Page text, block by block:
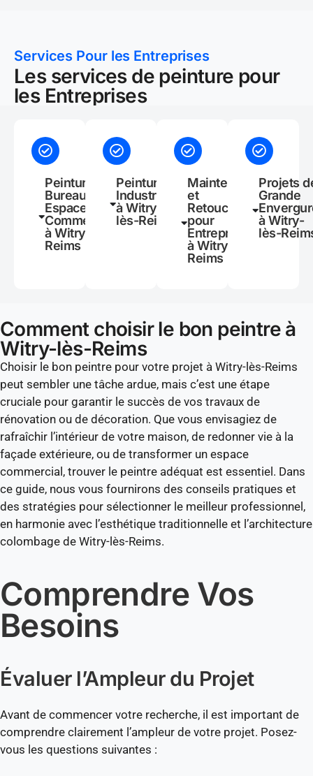
Services Pour les Entreprises
Les services de peinture pour
les Entreprises
Peinture de
Bureaux et
Espaces
Commerciaux
à Witry-lès-
Reims
Peinture
Industrielle
à Witry-
lès-Reims
Maintenance
et
Retouches
pour
Entreprises
à Witry-lès-
Reims
Projets
Grande
à Witry-
lès-
Comment choisir le bon peintre à
Witry-lès-Reims
Choisir le bon peintre pour votre projet à Witry-lès-Reims
peut sembler une tâche ardue, mais c’est une étape
cruciale pour garantir le succès de vos travaux de
rénovation ou de décoration. Que vous envisagiez de
rafraîchir l’intérieur de votre maison, de redonner vie à la
façade extérieure, ou de transformer un espace
commercial, trouver le peintre adéquat est essentiel. Dans
ce guide, nous vous fournirons des conseils pratiques et
des stratégies pour sélectionner le meilleur professionnel,
en harmonie avec l’esthétique traditionnelle et l’architecture
colombage de Witry-lès-Reims.
Comprendre Vos
Besoins
Évaluer l’Ampleur du Projet
Avant de commencer votre recherche, il est important de
comprendre clairement l’ampleur de votre projet. Posez-
vous les questions suivantes :